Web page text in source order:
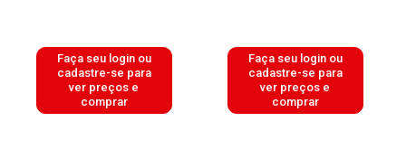
Faça seu login ou
cadastre-se para
ver preços e
comprar
Faça seu login ou
cadastre-se para
ver preços e
comprar